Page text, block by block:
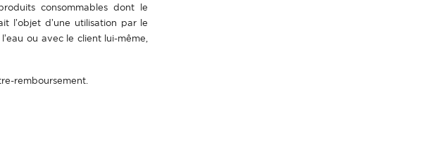
consommables dont le
l’objet d’une utilisation par le
ou avec le client lui-même,
remboursement.